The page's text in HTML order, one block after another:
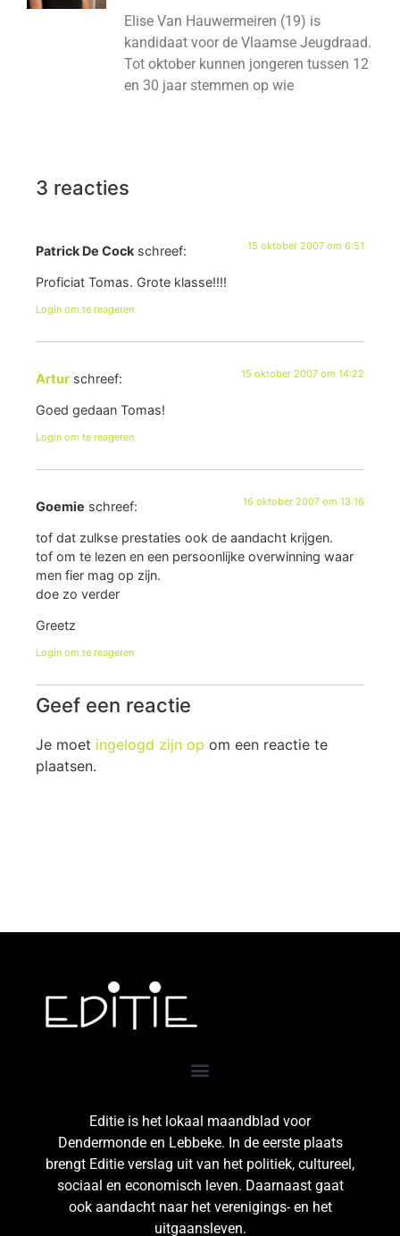
Elise Van Hauwermeiren (19) is
kandidaat voor de Vlaamse Jeugdraad.
Tot oktober kunnen jongeren tussen 12
en 30 jaar stemmen op wie
3 reacties
Patrick De Cock schreef: 15 oktober 2007 om 6:51
Proficiat Tomas. Grote klasse!!!!
Login om te reageren
Artur schreef: 15 oktober 2007 om 14:22
Goed gedaan Tomas!
Login om te reageren
Goemie schreef: 16 oktober 2007 om 13:16
tof dat zulkse prestaties ook de aandacht krijgen.
tof om te lezen en een persoonlijke overwinning waar
men fier mag op zijn.
doe zo verder
Greetz
Login om te reageren
Geef een reactie
Je moet ingelogd zijn op om een reactie te
plaatsen.
Editie is het lokaal maandblad voor
Dendermonde en Lebbeke. In de eerste plaats
brengt Editie verslag uit van het politiek, cultureel,
sociaal en economisch leven. Daarnaast gaat
ook aandacht naar het verenigings- en het
uitgaansleven.